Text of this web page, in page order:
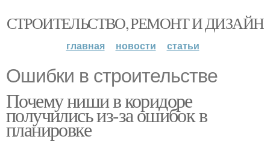
СТРОИТЕЛЬСТВО, РЕМОНТ И ДИЗАЙН
главная новости статьи
Ошибки в строительстве
Почему ниши в коридоре
получились из-за ошибок в
планировке